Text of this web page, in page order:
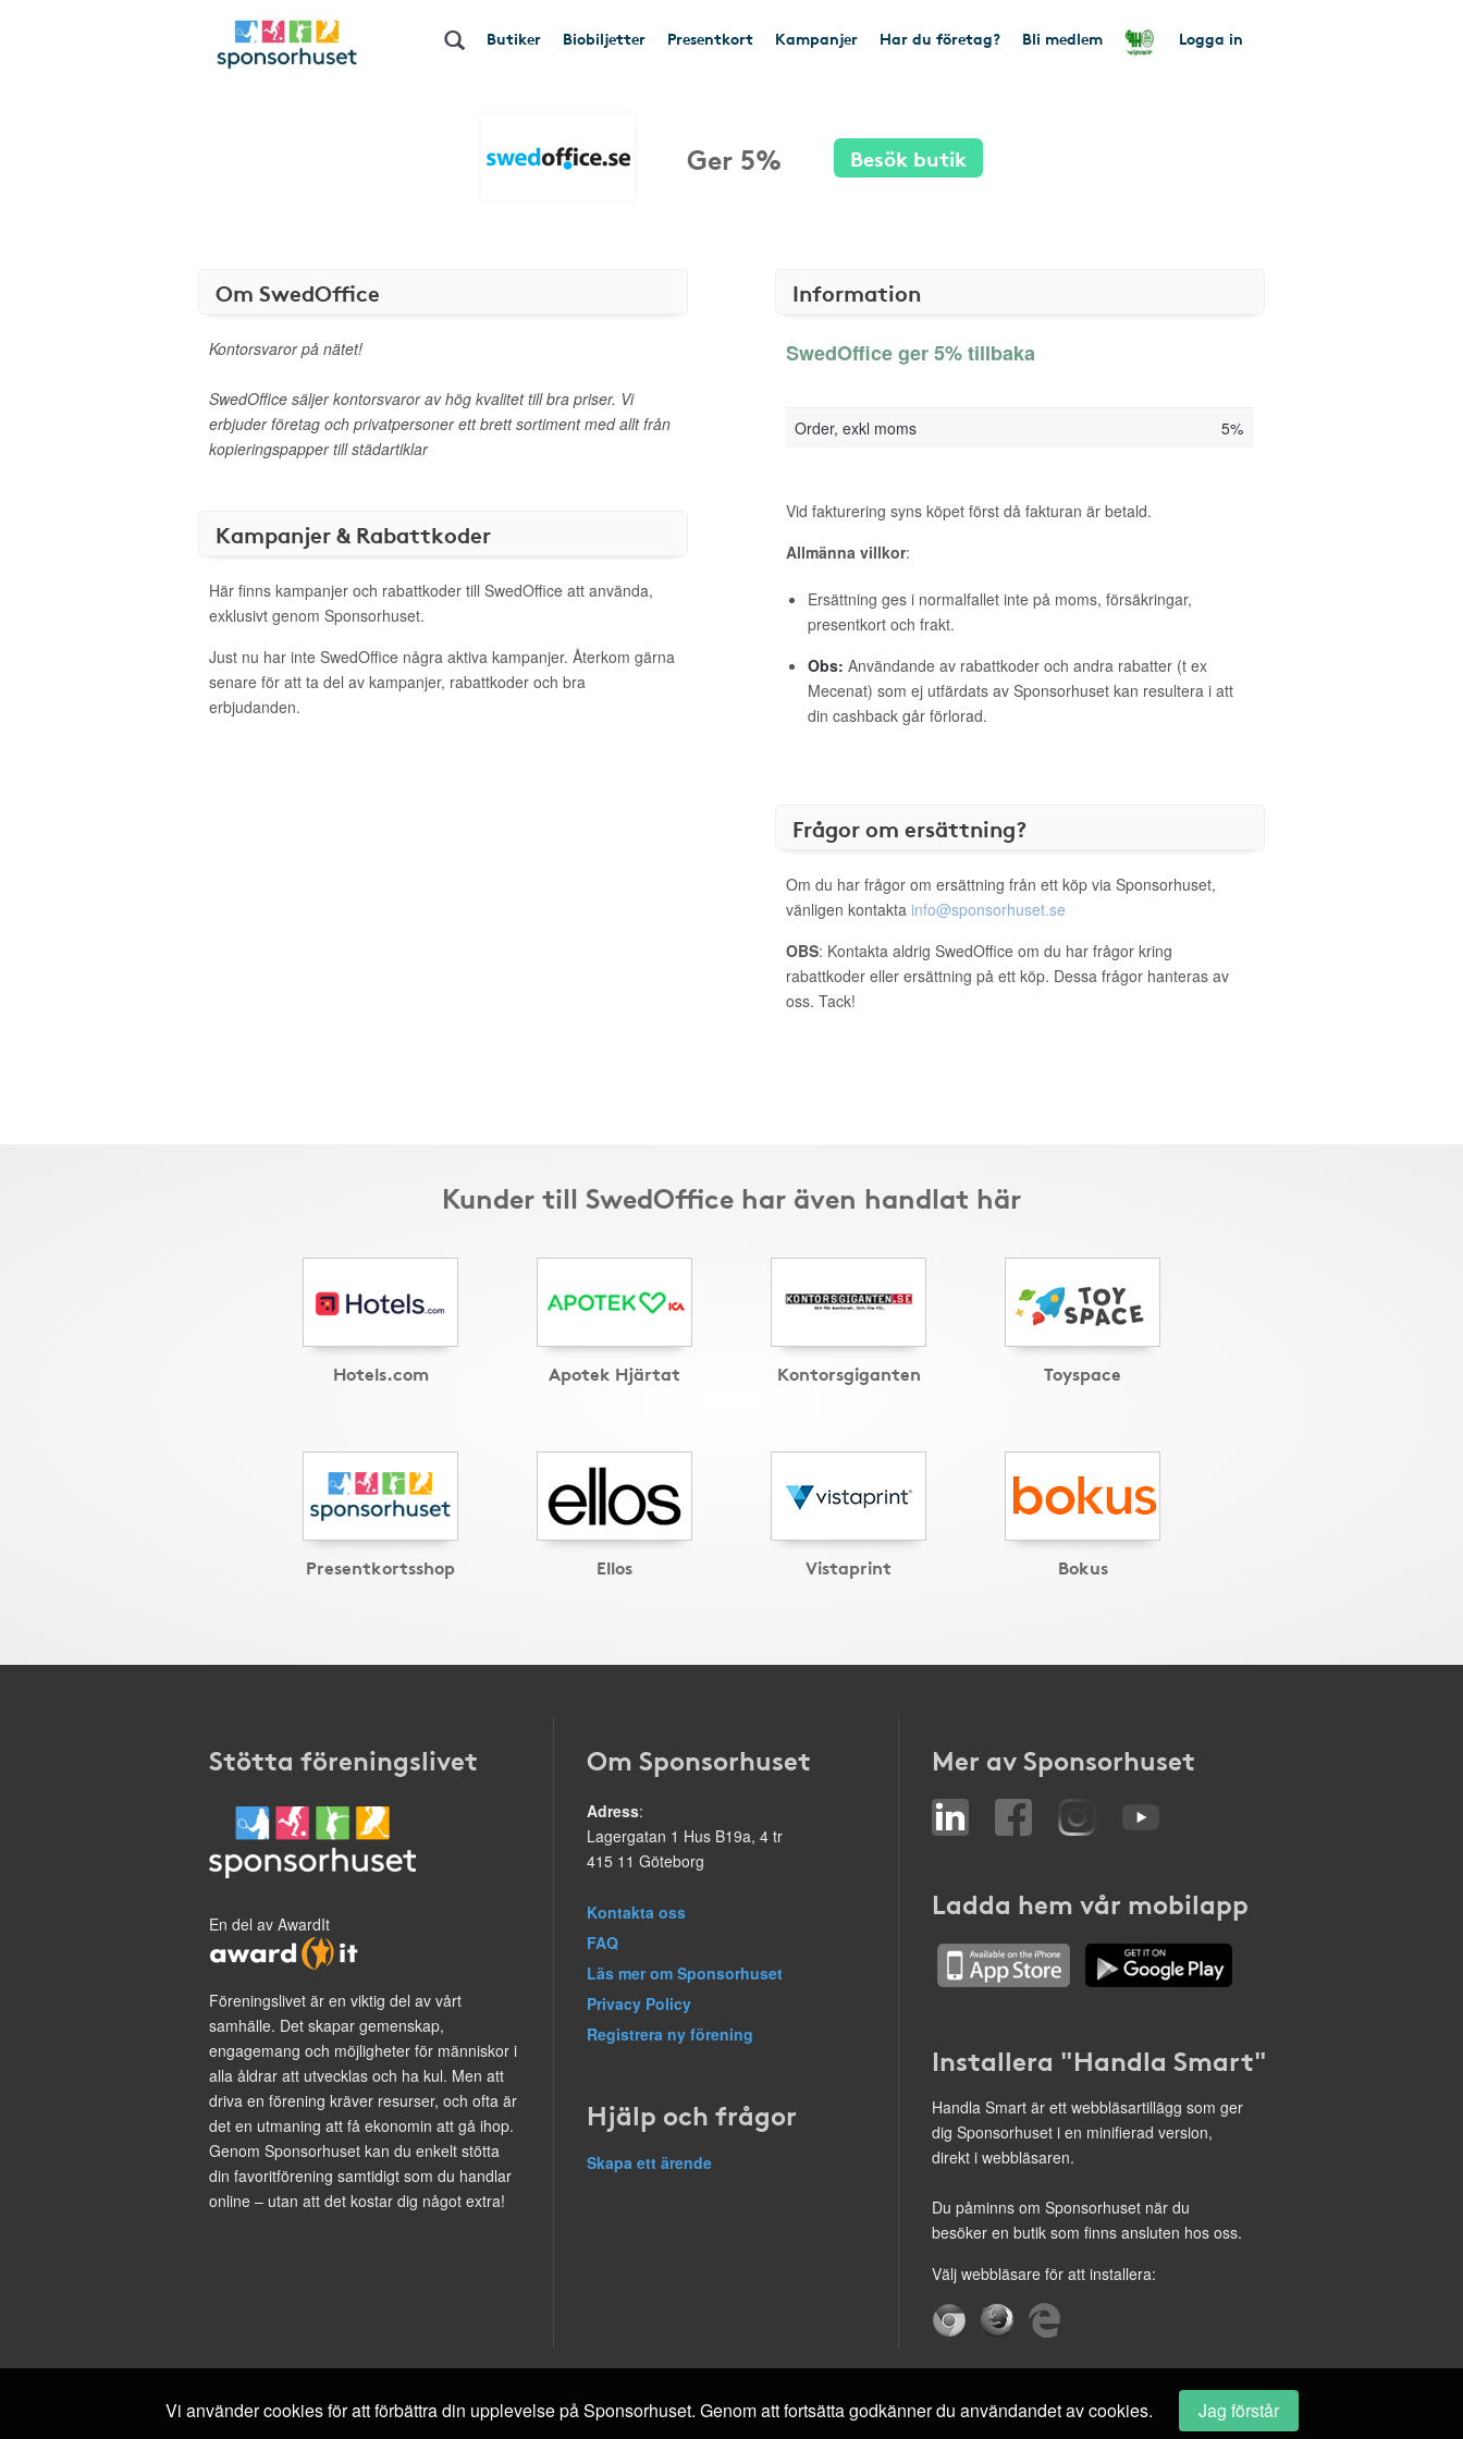
Butiker Biobiljetter Presentkort Kampanjer Har du företag? Bli medlem Logga in
Ger 5% Besök butik
Om SwedOffice
Kontorsvaror på nätet!
SwedOffice säljer kontorsvaror av hög kvalitet till bra priser. Vi
erbjuder företag och privatpersoner ett brett sortiment med allt från
kopieringspapper till städartiklar
Kampanjer & Rabattkoder
Här finns kampanjer och rabattkoder till SwedOffice att använda,
exklusivt genom Sponsorhuset.
Just nu har inte SwedOffice några aktiva kampanjer. Återkom gärna
senare för att ta del av kampanjer, rabattkoder och bra
erbjudanden.
Information
SwedOffice ger 5% tillbaka
Order, exkl moms 5%
Vid fakturering syns köpet först då fakturan är betald.
Allmänna villkor:
Ersättning ges i normalfallet inte på moms, försäkringar,
presentkort och frakt.
Obs: Användande av rabattkoder och andra rabatter (t ex
Mecenat) som ej utfärdats av Sponsorhuset kan resultera i att
din cashback går förlorad.
Frågor om ersättning?
Om du har frågor om ersättning från ett köp via Sponsorhuset,
vänligen kontakta info@sponsorhuset.se
OBS: Kontakta aldrig SwedOffice om du har frågor kring
rabattkoder eller ersättning på ett köp. Dessa frågor hanteras av
oss. Tack!
Kunder till SwedOffice har även handlat här
Hotels.com Apotek Hjärtat Kontorsgiganten Toyspace
Presentkortsshop Ellos Vistaprint Bokus
Stötta föreningslivet
En del av AwardIt
Föreningslivet är en viktig del av vårt
samhälle. Det skapar gemenskap,
engagemang och möjligheter för människor i
alla åldrar att utvecklas och ha kul. Men att
driva en förening kräver resurser, och ofta är
det en utmaning att få ekonomin att gå ihop.
Genom Sponsorhuset kan du enkelt stötta
din favoritförening samtidigt som du handlar
online – utan att det kostar dig något extra!
Om Sponsorhuset
Adress:
Lagergatan 1 Hus B19a, 4 tr
415 11 Göteborg
Kontakta oss
FAQ
Läs mer om Sponsorhuset
Privacy Policy
Registrera ny förening
Hjälp och frågor
Skapa ett ärende
Mer av Sponsorhuset
Ladda hem vår mobilapp
Installera "Handla Smart"
Handla Smart är ett webbläsartillägg som ger
dig Sponsorhuset i en minifierad version,
direkt i webbläsaren.
Du påminns om Sponsorhuset när du
besöker en butik som finns ansluten hos oss.
Välj webbläsare för att installera:
Vi använder cookies för att förbättra din upplevelse på Sponsorhuset. Genom att fortsätta godkänner du användandet av cookies. Jag förstår